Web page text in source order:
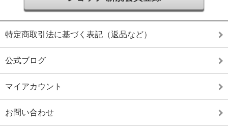
特定商取引法に基づく表記（返品など）
公式ブログ
マイアカウント
お問い合わせ